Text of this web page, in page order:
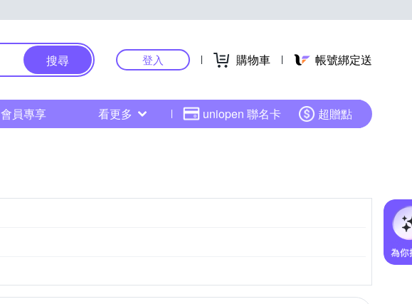
搜尋 登入 購物車 帳號綁定送
會員專享 看更多 uniopen 聯名卡 超贈點